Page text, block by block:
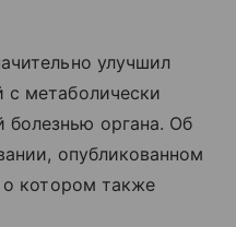
улучшил
метаболически
органа. Об
опубликованном
о котором также